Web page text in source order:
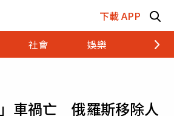
下載 APP
社會 娛樂 財經
」車禍亡 俄羅斯移除人